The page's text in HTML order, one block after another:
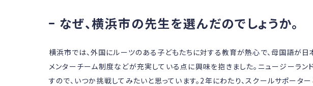
なぜ、横浜市の先生を選んだのでしょうか。
横浜市では、外国にルーツのある子どもたちに対する教育が熱心で、母国語が
メンターチーム制度などが充実している点に興味を抱きました。ニュージーラ
すので、いつか挑戦してみたいと思っています。2年にわたり、スクールサポータ